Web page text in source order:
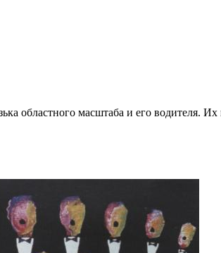
областного масштаба и его водителя.